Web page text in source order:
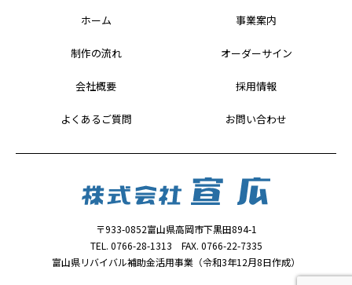
ホーム 事業案内
制作の流れ オーダーサイン
会社概要 採用情報
よくあるご質問 お問い合わせ
〒933-0852富山県高岡市下黒田894-1
TEL. 0766-28-1313 FAX. 0766-22-7335
富山県リバイバル補助金活用事業（令和3年12月8日作成）